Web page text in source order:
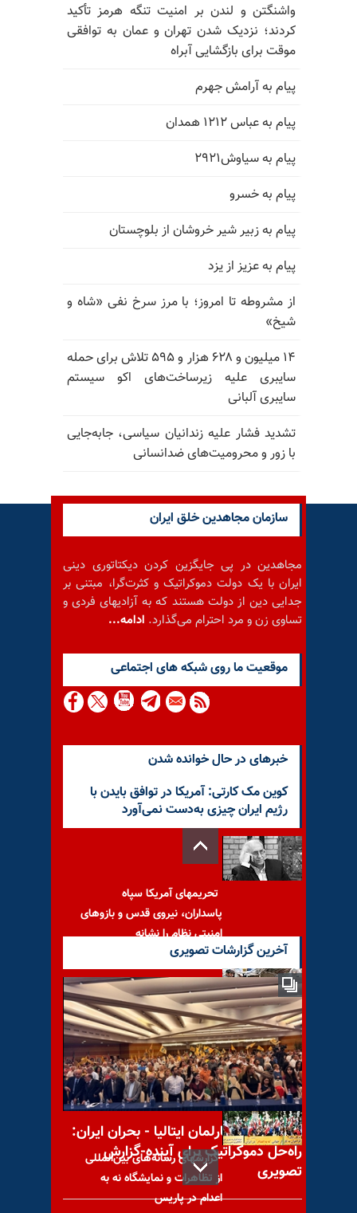
واشنگتن و لندن بر امنیت تنگه هرمز تأکید
کردند؛ نزدیک شدن تهران و عمان به توافقی
موقت برای بازگشایی آبراه
پیام به آرامش جهرم
پیام به عباس ۱۲۱۲ همدان
پیام به سیاوش۲۹۲۱
پیام به خسرو
پیام به زبیر شیر خروشان از بلوچستان
پیام به عزیز از یزد
از مشروطه تا امروز؛ با مرز سرخ نفی «شاه و
شیخ»
۱۴ میلیون و ۶۲۸ هزار و ۵۹۵ تلاش برای حمله
سایبری علیه زیرساخت‌های اکو سیستم
سایبری آلبانی
تشدید فشار علیه زندانیان سیاسی، جابه‌جایی
با زور و محرومیت‌های ضدانسانی
سازمان مجاهدین خلق ایران
مجاهدین در پی جایگزین کردن دیکتاتوری دینی
ایران با یک دولت دموکراتیک و کثرت‌گرا، مبتنی بر
جدایی دین از دولت هستند که به آزادیهای فردی و
تساوی زن و مرد احترام می‌گذارد. ادامه...
موقعيت ما روى شبكه هاى اجتماعى
خبرهای در حال خوانده شدن
کوین مک کارتی: آمریکا در توافق بایدن با
رژیم ایران چیزی به‌دست نمی‌آورد
تحریمهای آمریکا سپاه
پاسداران، نیروی قدس و بازوهای
امنیتی نظام را نشانه
هشدار سازمان ملل متحد:
وضعیت افغانستان بحرانی‌تر
می‌شود
گزارشهای رسانه‌های بین‌المللی
از تظاهرات و نمایشگاه نه به
اعدام در پاریس
آخرین گزارشات تصویری
کنفرانس در پارلمان ایتالیا - بحران ایران:
راه‌حل دموکراتیک برای آینده-گزارش
تصویری